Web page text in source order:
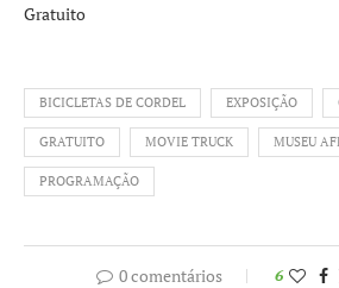
Gratuito
BICICLETAS DE CORDEL EXPOSIÇÃO
GRATUITO MOVIE TRUCK MUSEU
PROGRAMAÇÃO
0 comentários 6